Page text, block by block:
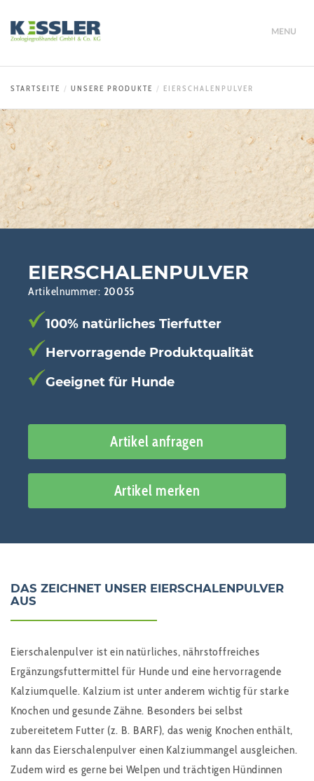
MENU
STARTSEITE UNSERE PRODUKTE EIERSCHALENPULVER
EIERSCHALENPULVER
Artikelnummer: 20055
100% natürliches Tierfutter
Hervorragende Produktqualität
Geeignet für Hunde
Artikel anfragen
Artikel merken
DAS ZEICHNET UNSER EIERSCHALENPULVER
AUS
Eierschalenpulver ist ein natürliches, nährstoffreiches
Ergänzungsfuttermittel für Hunde und eine hervorragende
Kalziumquelle. Kalzium ist unter anderem wichtig für starke
Knochen und gesunde Zähne. Besonders bei selbst
zubereitetem Futter (z. B. BARF), das wenig Knochen enthält,
kann das Eierschalenpulver einen Kalziummangel ausgleichen.
Zudem wird es gerne bei Welpen und trächtigen Hündinnen